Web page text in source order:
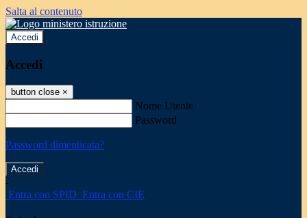
Salta al contenuto
Accedi
Accedi
button close ×
Nome Utente
Password
Password dimenticata?
-
Entra con SPID Entra con CIE